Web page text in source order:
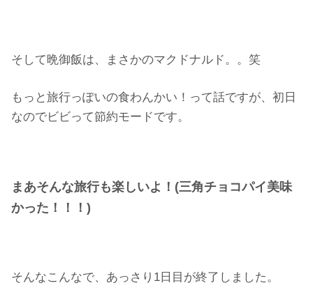
そして晩御飯は、まさかのマクドナルド。。笑
もっと旅行っぽいの食わんかい！って話ですが、初日
なのでビビって節約モードです。
まあそんな旅行も楽しいよ！(三角チョコパイ美味
かった！！！)
そんなこんなで、あっさり1日目が終了しました。